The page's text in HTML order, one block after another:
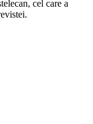
cel care a